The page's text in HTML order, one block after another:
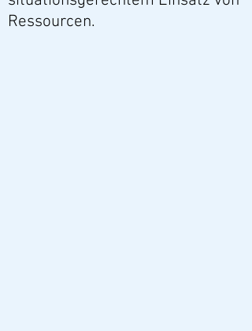
Ressourcen.